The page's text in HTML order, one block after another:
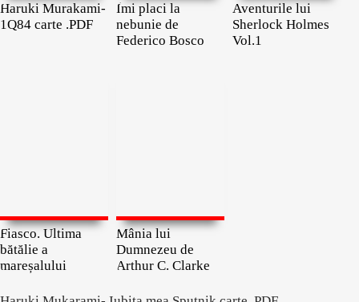
Haruki Murakami-
1Q84 carte .PDF
Îmi placi la
nebunie de
Federico Bosco
Aventurile lui
Sherlock Holmes
Vol.1
Fiasco. Ultima
bătălie a
mareșalului
Mânia lui
Dumnezeu de
Arthur C. Clarke